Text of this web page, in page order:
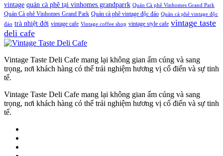
vintage quán cà phê tại vinhomes grandparrk Quán Cà phê Vinhomes Grand Park
Quán Cà phê Vinhomes Grand Park Quán cà phê vintage độc đáo Quán cà phê vintage độc
đáo trà nhiệt đới vintage cafe Vintage coffee shop vintage style cafe vintage taste
deli cafe
Vintage Taste Deli Cafe mang lại không gian ấm cúng và sang
trọng, nơi khách hàng có thể trải nghiệm hương vị cổ điển và sự tinh
tế.
Vintage Taste Deli Cafe mang lại không gian ấm cúng và sang
trọng, nơi khách hàng có thể trải nghiệm hương vị cổ điển và sự tinh
tế.